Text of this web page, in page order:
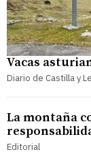
Vacas
Diario de Castilla y
La montaña
Editorial